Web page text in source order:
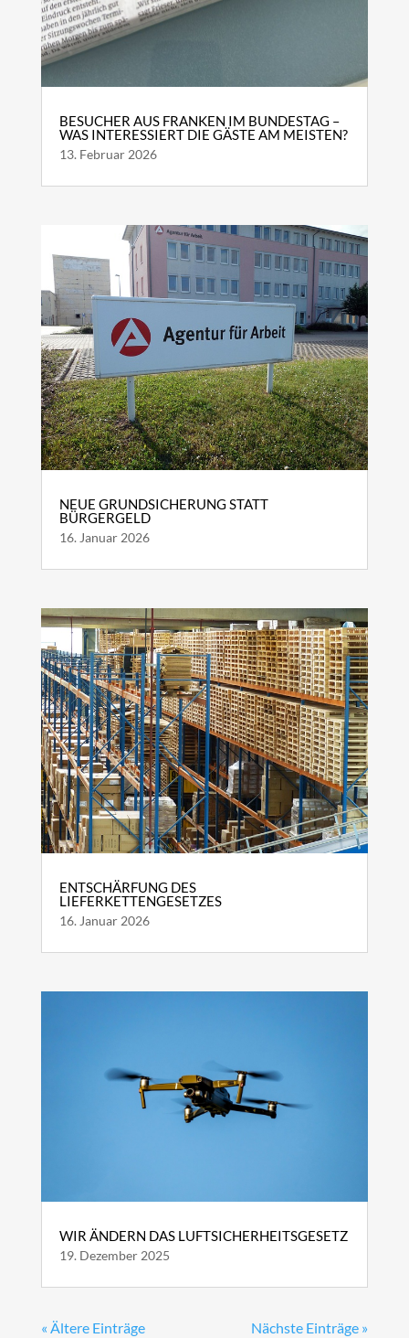
BESUCHER AUS FRANKEN IM BUNDESTAG –
WAS INTERESSIERT DIE GÄSTE AM MEISTEN?
13. Februar 2026
NEUE GRUNDSICHERUNG STATT
BÜRGERGELD
16. Januar 2026
ENTSCHÄRFUNG DES
LIEFERKETTENGESETZES
16. Januar 2026
WIR ÄNDERN DAS LUFTSICHERHEITSGESETZ
19. Dezember 2025
« Ältere Einträge Nächste Einträge »